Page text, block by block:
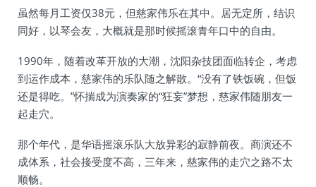
虽然每月工资仅38元，但慈家伟乐在其中。居无定所，结识
同好，以琴会友，大概就是那时候摇滚青年口中的自由。
1990年，随着改革开放的大潮，沈阳杂技团面临转企，考虑
到运作成本，慈家伟的乐队随之解散。“没有了铁饭碗，但饭
还是得吃。”怀揣成为演奏家的“狂妄”梦想，慈家伟随朋友一
起走穴。
那个年代，是华语摇滚乐队大放异彩的寂静前夜。商演还不
成体系，社会接受度不高，三年来，慈家伟的走穴之路不太
顺畅。